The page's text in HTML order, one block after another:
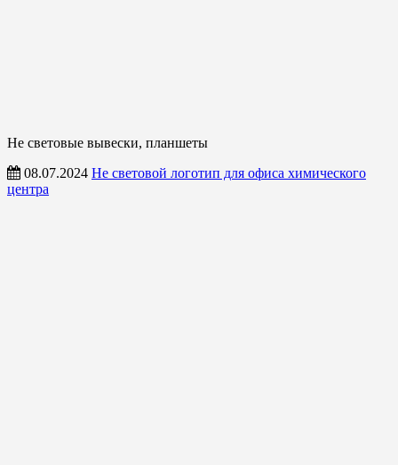
Не световые вывески, планшеты
08.07.2024 Не световой логотип для офиса химического
центра